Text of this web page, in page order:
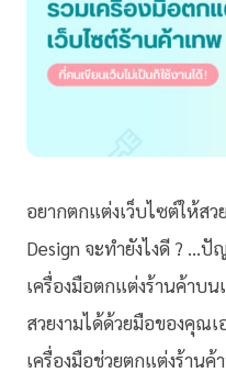
อยากตกแต่งเว็บไซต์ให้สว
Design จะทำยังไงดี ? …
เครื่องมือตกแต่งร้านค้าบ
สวยงามได้ด้วยมือของคุณเ
เครื่องมือช่วยตกแต่งร้าน